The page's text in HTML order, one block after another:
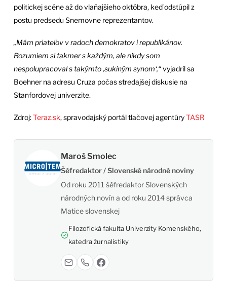
politickej scéne až do vlaňajšieho októbra, keď odstúpil z
postu predsedu Snemovne reprezentantov.
„Mám priateľov v radoch demokratov i republikánov.
Rozumiem si takmer s každým, ale nikdy som
nespolupracoval s takýmto ‚sukiným synom‘,“vyjadril sa
Boehner na adresu Cruza počas stredajšej diskusie na
Stanfordovej univerzite.
Zdroj:Teraz.sk, spravodajský portál tlačovej agentúryTASR
Maroš Smolec
Šéfredaktor / Slovenské národné noviny
Od roku 2011 šéfredaktor Slovenských
národných novín a od roku 2014 správca
Matice slovenskej
Filozofická fakulta Univerzity Komenského,
katedra žurnalistiky